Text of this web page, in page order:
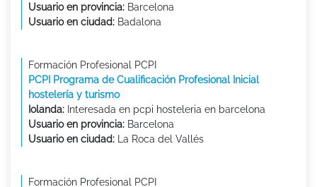
Usuario en provincia: Barcelona
Usuario en ciudad: Badalona
Formación Profesional PCPI
PCPI Programa de Cualificación Profesional Inicial
hostelería y turismo
Iolanda: Interesada en pcpi hosteleria en barcelona
Usuario en provincia: Barcelona
Usuario en ciudad: La Roca del Vallés
Formación Profesional PCPI